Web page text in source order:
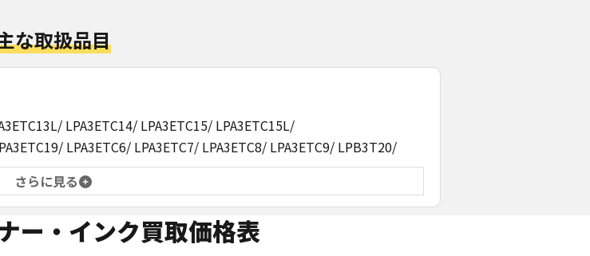
な取扱品目
LPA3ETC14/ LPA3ETC15/ LPA3ETC15L/
LPA3ETC6/ LPA3ETC7/ LPA3ETC8/ LPA3ETC9/ LPB3T20/
さらに見る
ー・インク買取価格表